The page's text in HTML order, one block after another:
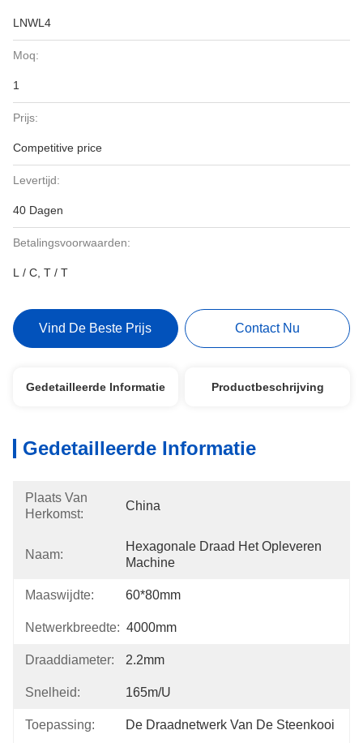
LNWL4
Moq:
1
Prijs:
Competitive price
Levertijd:
40 Dagen
Betalingsvoorwaarden:
L / C, T / T
Vind De Beste Prijs Contact Nu
Gedetailleerde Informatie Productbeschrijving
Gedetailleerde Informatie
Plaats Van
Herkomst:
China
Naam:
Hexagonale Draad Het Opleveren
Machine
Maaswijdte: 60*80mm
Netwerkbreedte: 4000mm
Draaddiameter: 2.2mm
Snelheid: 165m/u
Toepassing: De Draadnetwerk Van De Steenkooi